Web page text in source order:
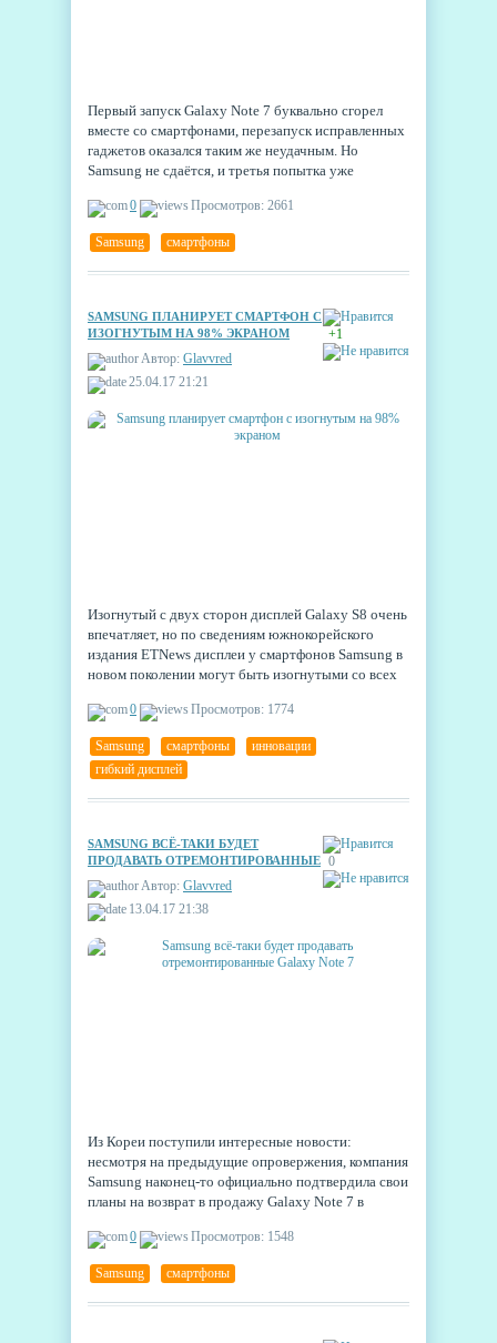
Первый запуск Galaxy Note 7 буквально сгорел
вместе со смартфонами, перезапуск исправленных
гаджетов оказался таким же неудачным. Но
Samsung не сдаётся, и третья попытка уже
сертификацию FCC. Ожидается, что обновленный
смартфон попадёт в продажу под именем Note 7R.
0 Просмотров: 2661
Samsung смартфоны
+1
SAMSUNG ПЛАНИРУЕТ СМАРТФОН С
ИЗОГНУТЫМ НА 98% ЭКРАНОМ
Автор: Glavvred
25.04.17 21:21
Изогнутый с двух сторон дисплей Galaxy S8 очень
впечатляет, но по сведениям южнокорейского
издания ETNews дисплеи у смартфонов Samsung в
новом поколении могут быть изогнутыми со всех
изогнутый до 98% экран.
0 Просмотров: 1774
Samsung смартфоны инновации
гибкий дисплей
0
SAMSUNG ВСЁ-ТАКИ БУДЕТ
ПРОДАВАТЬ ОТРЕМОНТИРОВАННЫЕ
Автор: Glavvred
13.04.17 21:38
Из Кореи поступили интересные новости:
несмотря на предыдущие опровержения, компания
Samsung наконец-то официально подтвердила свои
планы на возврат в продажу Galaxy Note 7 в
собственное имя: Galaxy Note R или Galaxy Note
7R.
0 Просмотров: 1548
Samsung смартфоны